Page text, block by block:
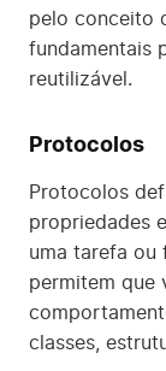
pelo conceito
fundamentais
reutilizável.
Protocolos
Protocolos
propriedades
uma tarefa ou
permitem que
classes,